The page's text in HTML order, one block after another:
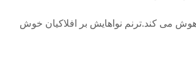
می کند.ترنم نواهایش بر افلاکیان خوش